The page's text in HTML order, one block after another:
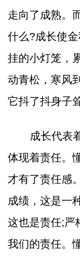
走向了成熟。
什么?成长使
挂的小灯笼，
动青松，寒风
它抖了抖身子
成长代表
体现着责任。
才有了责任感
成绩，这是一
这也是责任;严
我们的责任。